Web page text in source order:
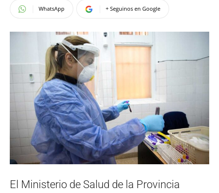
WhatsApp + Seguinos en Google
El Ministerio de Salud de la Provincia